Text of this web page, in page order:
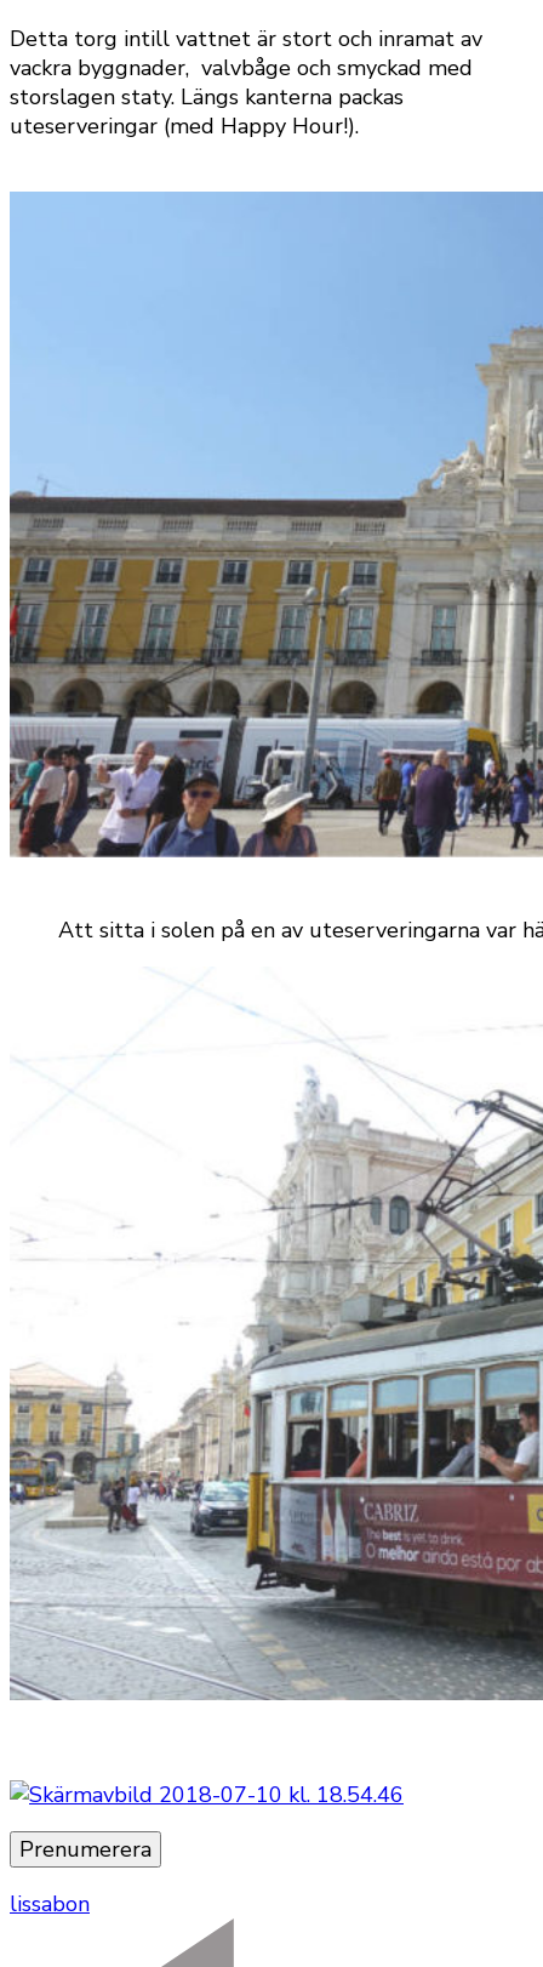
Detta torg intill vattnet är stort och inramat av
vackra byggnader, valvbåge och smyckad med
storslagen staty. Längs kanterna packas
uteserveringar (med Happy Hour!).
Att sitta i solen på en av uteserveringarna var
lissabon